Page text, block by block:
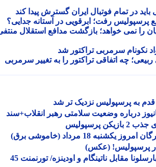
تمام فوتبال ایران گسترش پیدا کند
رفت؛ ابرقویی در آستانه جدایی؟
نمی خواهد؛ بازگشت مدافع استقلال منتفی
سرمربی تراکتور شد
چه اتفاقی تراکتور را به تغییر سرمربی
پرسپولیس نزدیک تر شد
وضعیت سلامتی رهبر انقلاب+سند
18 مرداد (خاموشی برق)
(عکس)
ویدیو| خلاصه بازی بارسلونا مقابل ناتینگام و اودینزه/ تورنمنت 45